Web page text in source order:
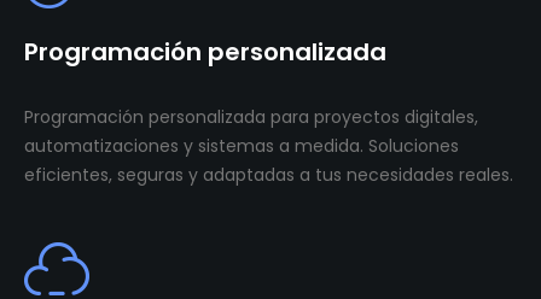
Programación personalizada
Programación personalizada para proyectos digitales,
automatizaciones y sistemas a medida. Soluciones
eficientes, seguras y adaptadas a tus necesidades reales.